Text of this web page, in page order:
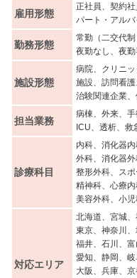
雇用形態
正社員、契約社
パート・アル
勤務形態
常勤（二交代
夜勤なし、夜勤
施設形態
病院、クリニ
施設、訪問看
治験関連企業
担当業務
病棟、外来、
ICU、透析、救
診療科目
内科、消化器
外科、消化器
整形外科、ス
精神科、心療
美容外科、小
対応エリア
北海道、宮城
東京、神奈川
福井、石川、
愛知、静岡、
大阪、兵庫、